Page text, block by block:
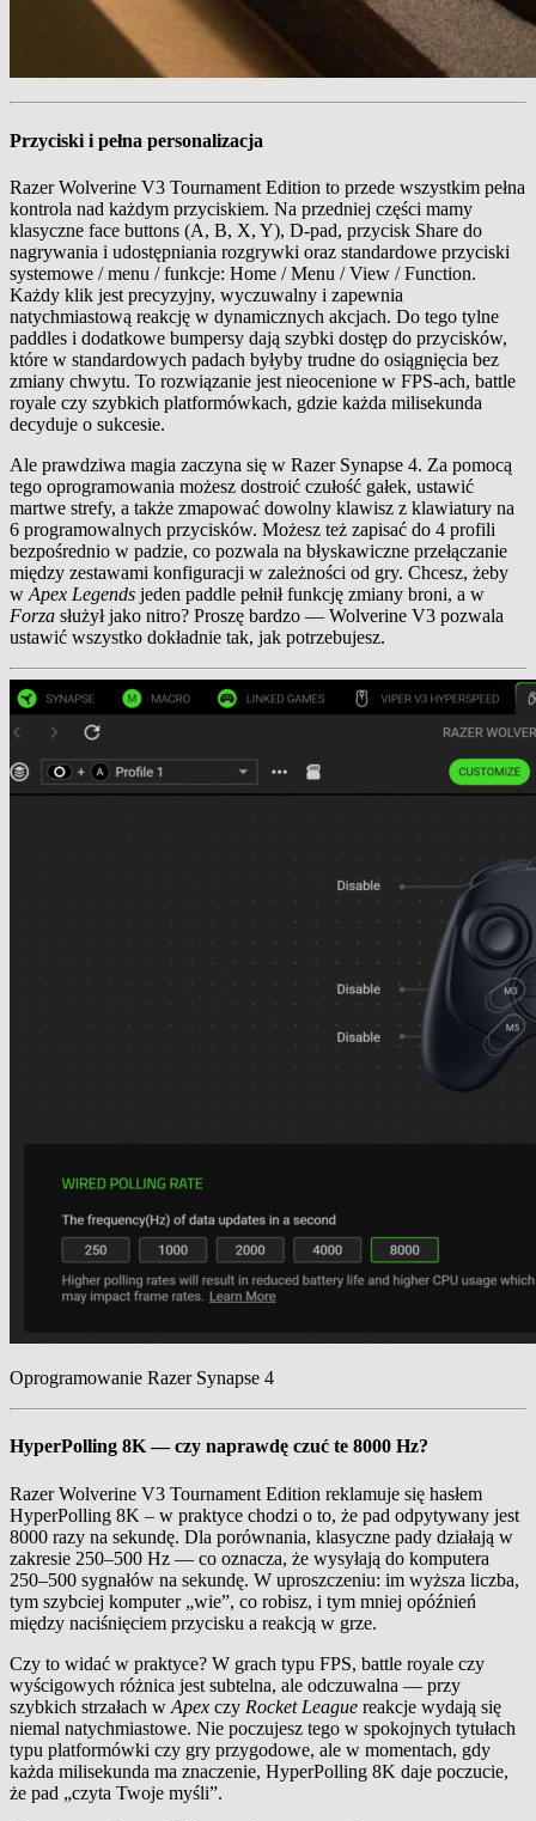
Przyciski i pełna personalizacja
Razer Wolverine V3 Tournament Edition to przede wszystkim pełna
kontrola nad każdym przyciskiem. Na przedniej części mamy
klasyczne face buttons (A, B, X, Y), D‑pad, przycisk Share do
nagrywania i udostępniania rozgrywki oraz standardowe przyciski
systemowe / menu / funkcje: Home / Menu / View / Function.
Każdy klik jest precyzyjny, wyczuwalny i zapewnia
natychmiastową reakcję w dynamicznych akcjach. Do tego tylne
paddles i dodatkowe bumpersy dają szybki dostęp do przycisków,
które w standardowych padach byłyby trudne do osiągnięcia bez
zmiany chwytu. To rozwiązanie jest nieocenione w FPS-ach, battle
royale czy szybkich platformówkach, gdzie każda milisekunda
decyduje o sukcesie.
Ale prawdziwa magia zaczyna się w Razer Synapse 4. Za pomocą
tego oprogramowania możesz dostroić czułość gałek, ustawić
martwe strefy, a także zmapować dowolny klawisz z klawiatury na
6 programowalnych przycisków. Możesz też zapisać do 4 profili
bezpośrednio w padzie, co pozwala na błyskawiczne przełączanie
między zestawami konfiguracji w zależności od gry. Chcesz, żeby
w Apex Legends jeden paddle pełnił funkcję zmiany broni, a w
Forza służył jako nitro? Proszę bardzo — Wolverine V3 pozwala
ustawić wszystko dokładnie tak, jak potrzebujesz.
Oprogramowanie Razer Synapse 4
HyperPolling 8K — czy naprawdę czuć te 8000 Hz?
Razer Wolverine V3 Tournament Edition reklamuje się hasłem
HyperPolling 8K – w praktyce chodzi o to, że pad odpytywany jest
8000 razy na sekundę. Dla porównania, klasyczne pady działają w
zakresie 250–500 Hz — co oznacza, że wysyłają do komputera
250–500 sygnałów na sekundę. W uproszczeniu: im wyższa liczba,
tym szybciej komputer „wie”, co robisz, i tym mniej opóźnień
między naciśnięciem przycisku a reakcją w grze.
Czy to widać w praktyce? W grach typu FPS, battle royale czy
wyścigowych różnica jest subtelna, ale odczuwalna — przy
szybkich strzałach w Apex czy Rocket League reakcje wydają się
niemal natychmiastowe. Nie poczujesz tego w spokojnych tytułach
typu platformówki czy gry przygodowe, ale w momentach, gdy
każda milisekunda ma znaczenie, HyperPolling 8K daje poczucie,
że pad „czyta Twoje myśli”.